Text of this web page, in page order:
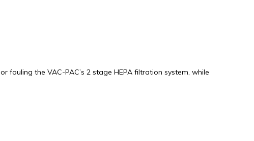
the VAC-PAC’s 2 stage HEPA filtration system, while